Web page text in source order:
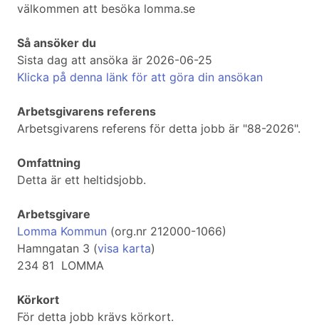
välkommen att besöka lomma.se
Så ansöker du
Sista dag att ansöka är 2026-06-25
Klicka på denna länk för att göra din ansökan
Arbetsgivarens referens
Arbetsgivarens referens för detta jobb är "88-2026".
Omfattning
Detta är ett heltidsjobb.
Arbetsgivare
Lomma Kommun (org.nr 212000-1066)
Hamngatan 3 (visa karta)
234 81 LOMMA
Körkort
För detta jobb krävs körkort.